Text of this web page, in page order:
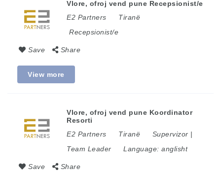
Vlore, ofroj vend pune Recepsionist/e
E2 Partners
Tiranë
Recepsionist/e
Save Share
View more
Vlore, ofroj vend pune Koordinator
Resorti
E2 Partners
Tiranë
Supervizor |
Team Leader
Language: anglisht
Save Share